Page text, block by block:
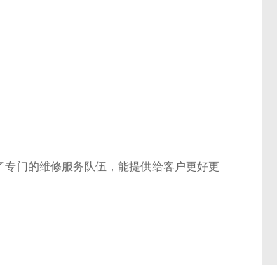
门的维修服务队伍，能提供给客户更好更